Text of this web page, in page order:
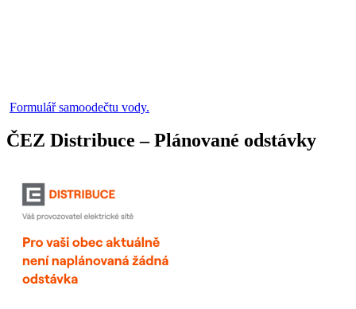
Formulář samoodečtu vody.
ČEZ Distribuce – Plánované odstávky